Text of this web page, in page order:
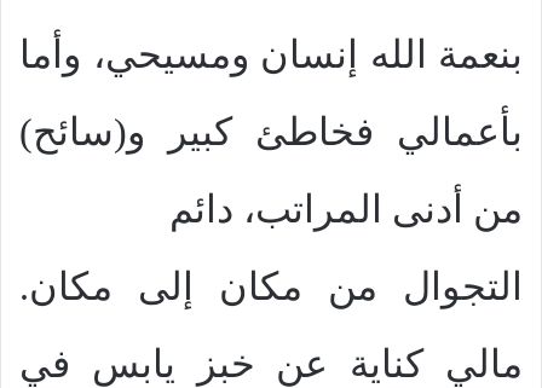
بنعمة الله إنسان ومسيحي، وأما
بأعمالي فخاطئ كبير و(سائح)
من أدنى المراتب، دائم
التجوال من مكان إلى مكان.
مالي كناية عن خبز يابس في